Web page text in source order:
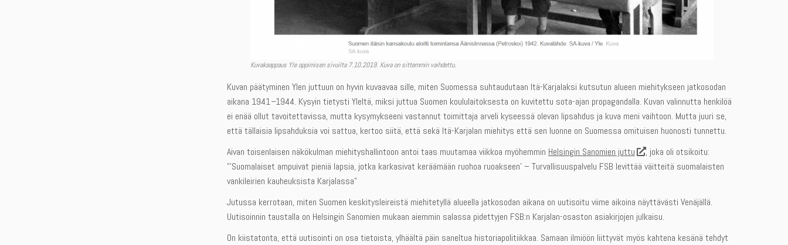
Kuvakaappaus Yle oppimisen sivuilta 7.10.2019. Kuva on sittemmin vaihdettu.
Kuvan päätyminen Ylen juttuun on hyvin kuvaavaa sille, miten Suomessa suhtaudutaan Itä-Karjalaksi kutsutun alueen miehitykseen jatkosodan
aikana 1941–1944. Kysyin tietysti Yleltä, miksi juttua Suomen koululaitoksesta on kuvitettu sota-ajan propagandalla. Kuvan valinnutta henkilöä
ei enää ollut tavoitettavissa, mutta kysymykseeni vastannut toimittaja arveli kyseessä olevan lipsahdus ja kuva meni vaihtoon. Mutta juuri se,
että tällaisia lipsahduksia voi sattua, kertoo siitä, että sekä Itä-Karjalan miehitys että sen luonne on Suomessa omituisen huonosti tunnettu.
Aivan toisenlaisen näkökulman miehityshallintoon antoi taas muutamaa viikkoa myöhemmin Helsingin Sanomien juttu
, joka oli otsikoitu:
”’Suomalaiset ampuivat pieniä lapsia, jotka karkasivat keräämään ruohoa ruoakseen’ – Turvallisuuspalvelu FSB levittää väitteitä suomalaisten
vankileirien kauheuksista Karjalassa”
Jutussa kerrotaan, miten Suomen keskitysleireistä miehitetyllä alueella jatkosodan aikana on uutisoitu viime aikoina näyttävästi Venäjällä.
Uutisoinnin taustalla on Helsingin Sanomien mukaan aiemmin salassa pidettyjen FSB:n Karjalan-osaston asiakirjojen julkaisu.
On kiistatonta, että uutisointi on osa tietoista, ylhäältä päin saneltua historiapolitiikkaa. Samaan ilmiöön liittyvät myös kahtena kesänä tehdyt